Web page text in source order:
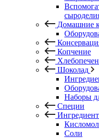
Домашние
Копчение
Шоколад
Наборы
Специи
Соли